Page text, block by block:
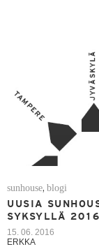
sunhouse,blogi
UUSIA
SYKSYLLÄ 2016
15. 06. 2016
ERKKA